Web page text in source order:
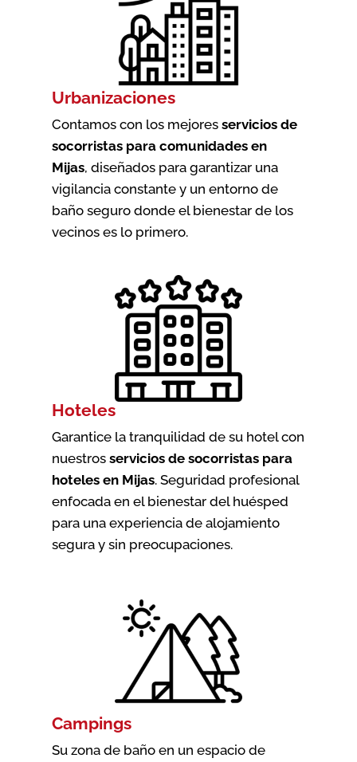
Urbanizaciones
Contamos con los mejores servicios de
socorristas para comunidades en
Mijas, diseñados para garantizar una
vigilancia constante y un entorno de
baño seguro donde el bienestar de los
vecinos es lo primero.
Hoteles
Garantice la tranquilidad de su hotel con
nuestros servicios de socorristas para
hoteles en Mijas. Seguridad profesional
enfocada en el bienestar del huésped
para una experiencia de alojamiento
segura y sin preocupaciones.
Campings
Su zona de baño en un espacio de